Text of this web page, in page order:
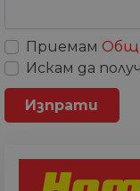
Приемам
Искам да